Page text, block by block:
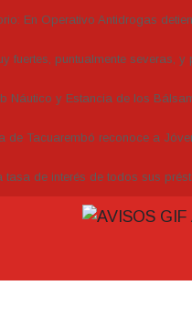
En Operativo Antidrogas
fuertes, puntualmente severas,
Náutico y Estancia de los
de Tacuarembó reconoce a
tasa de interés de todos sus